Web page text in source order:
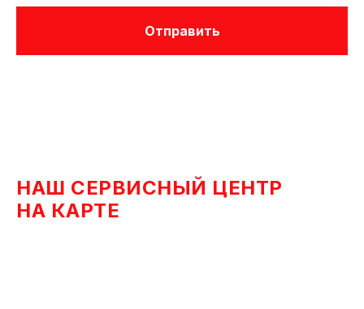
Отправить
НАШ СЕРВИСНЫЙ ЦЕНТР
НА КАРТЕ